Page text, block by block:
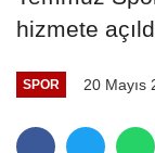
hizmete
SPOR 20 Mayıs